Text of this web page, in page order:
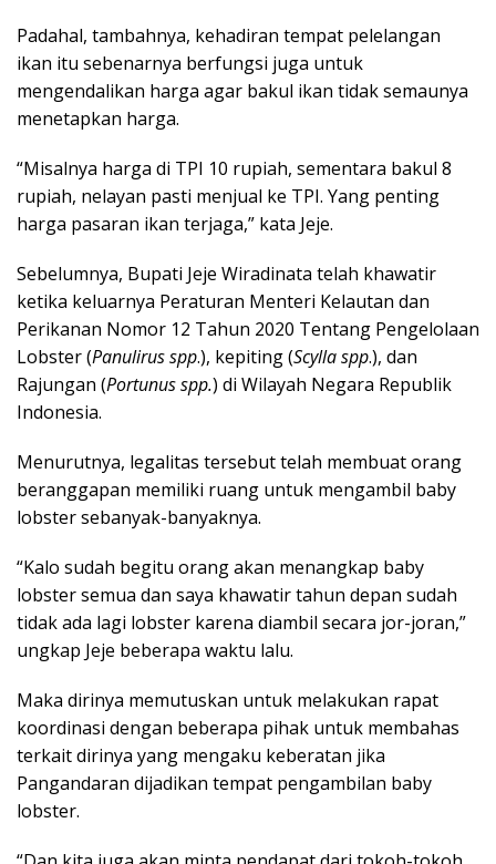
Padahal, tambahnya, kehadiran tempat pelelangan
ikan itu sebenarnya berfungsi juga untuk
mengendalikan harga agar bakul ikan tidak semaunya
menetapkan harga.
“Misalnya harga di TPI 10 rupiah, sementara bakul 8
rupiah, nelayan pasti menjual ke TPI. Yang penting
harga pasaran ikan terjaga,” kata Jeje.
Sebelumnya, Bupati Jeje Wiradinata telah khawatir
ketika keluarnya Peraturan Menteri Kelautan dan
Perikanan Nomor 12 Tahun 2020 Tentang Pengelolaan
Lobster (Panulirus spp.), kepiting (Scylla spp.), dan
Rajungan (Portunus spp.) di Wilayah Negara Republik
Indonesia.
Menurutnya, legalitas tersebut telah membuat orang
beranggapan memiliki ruang untuk mengambil baby
lobster sebanyak-banyaknya.
“Kalo sudah begitu orang akan menangkap baby
lobster semua dan saya khawatir tahun depan sudah
tidak ada lagi lobster karena diambil secara jor-joran,”
ungkap Jeje beberapa waktu lalu.
Maka dirinya memutuskan untuk melakukan rapat
koordinasi dengan beberapa pihak untuk membahas
terkait dirinya yang mengaku keberatan jika
Pangandaran dijadikan tempat pengambilan baby
lobster.